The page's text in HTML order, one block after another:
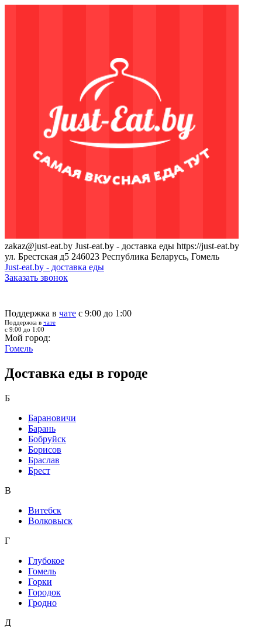
zakaz@just-eat.by Just-eat.by - доставка еды https://just-eat.by
ул. Брестская д5 246023 Республика Беларусь, Гомель
Just-eat.by - доставка еды
Заказать звонок
Поддержка в чате с 9:00 до 1:00
Поддержка в чате
с 9:00 до 1:00
Мой город:
Гомель
Доставка еды в городе
Б
Барановичи
Барань
Бобруйск
Борисов
Браслав
Брест
В
Витебск
Волковыск
Г
Глубокое
Гомель
Горки
Городок
Гродно
Д